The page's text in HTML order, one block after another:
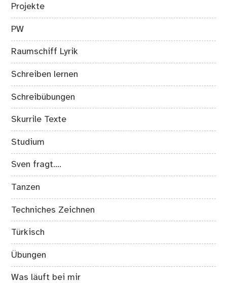
Projekte
PW
Raumschiff Lyrik
Schreiben lernen
Schreibübungen
Skurrile Texte
Studium
Sven fragt….
Tanzen
Techniches Zeichnen
Türkisch
Übungen
Was läuft bei mir